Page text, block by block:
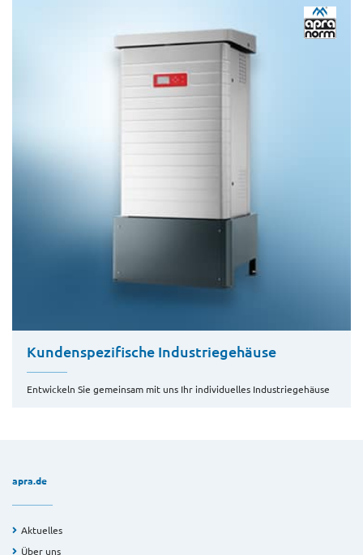
Kundenspezifische Industriegehäuse
Entwickeln Sie gemeinsam mit uns Ihr individuelles Industriegehäuse
apra.de
Aktuelles
Über uns